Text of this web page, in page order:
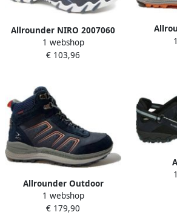
Allrounder NIRO 2007060
Jeansblauw sportieve
dames bandschoen
1 webshop
€ 103,96
Allrounder Outdoor
Wandelschoen Satika TEX
Blauw 5½ 38½
1 webshop
€ 179,90